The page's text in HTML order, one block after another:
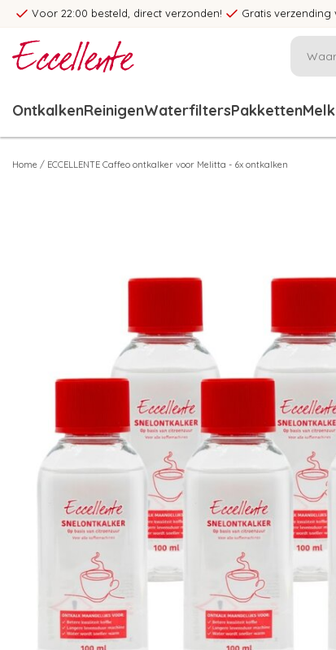
Voor 22:00 besteld, direct verzonden! Gratis
OntkalkenReinigenWaterfiltersPakketten
Home / ECCELLENTE Caffeo ontkalker voor Melitta - 6x ontkalken